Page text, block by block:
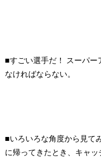
■すごい選手だ！ スーパー
なければならない。
■いろいろな角度から見て
に帰ってきたとき、キャ